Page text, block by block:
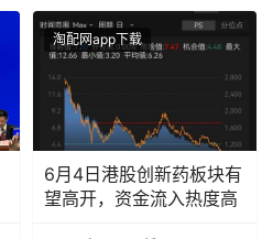
淘配网app下载
6月4日港股创新药板块有
望高开，资金流入热度高